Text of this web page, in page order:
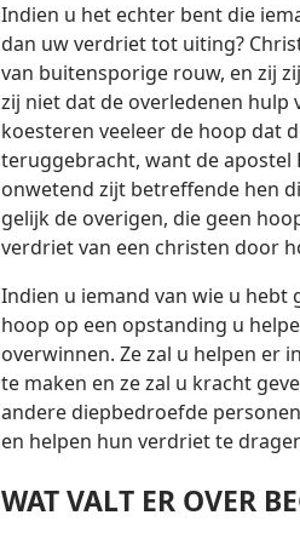
Indien u het echter bent die
dan uw verdriet tot uiting?
van buitensporige rouw, en zij
zij niet dat de overledenen hulp
koesteren veeleer de hoop dat
teruggebracht, want de apostel
onwetend zijt betreffende hen
gelijk de overigen, die geen
verdriet van een christen door
Indien u iemand van wie u hebt
hoop op een opstanding u
overwinnen. Ze zal u helpen er
te maken en ze zal u kracht
andere diepbedroefde
en helpen hun verdriet te
WAT VALT ER OVER